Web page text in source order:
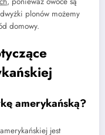
plonów możemy
domowy.
amerykańską?
jest